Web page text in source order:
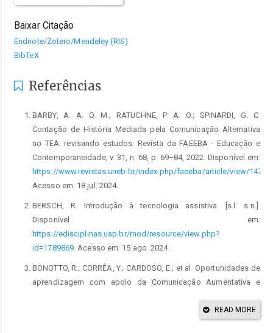
Baixar Citação
Endnote/Zotero/Mendeley (RIS)
BibTeX
Referências
BARBY, A. A. O. M.; RATUCHNE, P. A. O.; SPINARDI, G. C.
Contação de História Mediada pela Comunicação Alternativa
no TEA: revisando estudos. Revista da FAEEBA - Educação e
Contemporaneidade, v. 31, n. 68, p. 69–84, 2022. Disponível em:
https://www.revistas.uneb.br/index.php/faeeba/article/view/14737
Acesso em: 18 jul. 2024.
BERSCH, R. Introdução à tecnologia assistiva. [s.l: s.n.].
Disponível em:
https://edisciplinas.usp.br/mod/resource/view.php?
id=1789869. Acesso em: 15 ago. 2024.
BONOTTO, R.; CORRÊA, Y.; CARDOSO, E.; et al. Oportunidades de
aprendizagem com apoio da Comunicação Aumentativa e
de Estudos em Educação, v. 15, n. 4, p. 1730–1749, 2020.
READ MORE